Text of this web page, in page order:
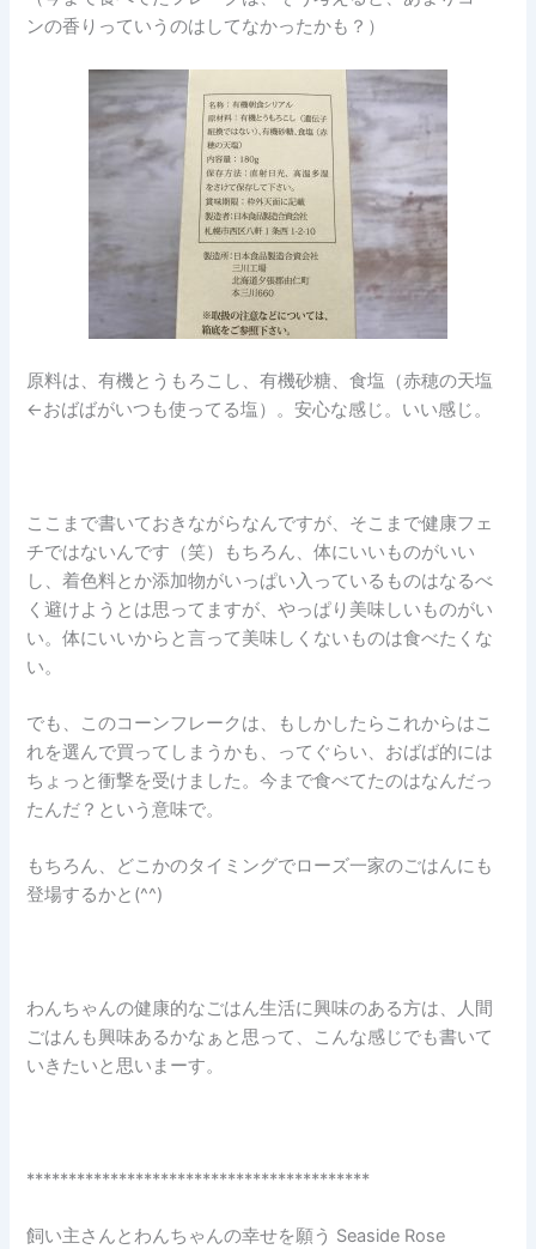
ンの香りっていうのはしてなかったかも？）
原料は、有機とうもろこし、有機砂糖、食塩（赤穂の天塩
←おばばがいつも使ってる塩）。安心な感じ。いい感じ。
ここまで書いておきながらなんですが、そこまで健康フェ
チではないんです（笑）もちろん、体にいいものがいい
し、着色料とか添加物がいっぱい入っているものはなるべ
く避けようとは思ってますが、やっぱり美味しいものがい
い。体にいいからと言って美味しくないものは食べたくな
い。
でも、このコーンフレークは、もしかしたらこれからはこ
れを選んで買ってしまうかも、ってぐらい、おばば的には
ちょっと衝撃を受けました。今まで食べてたのはなんだっ
たんだ？という意味で。
もちろん、どこかのタイミングでローズ一家のごはんにも
登場するかと(^^)
わんちゃんの健康的なごはん生活に興味のある方は、人間
ごはんも興味あるかなぁと思って、こんな感じでも書いて
いきたいと思いまーす。
*****************************************
飼い主さんとわんちゃんの幸せを願う Seaside Rose